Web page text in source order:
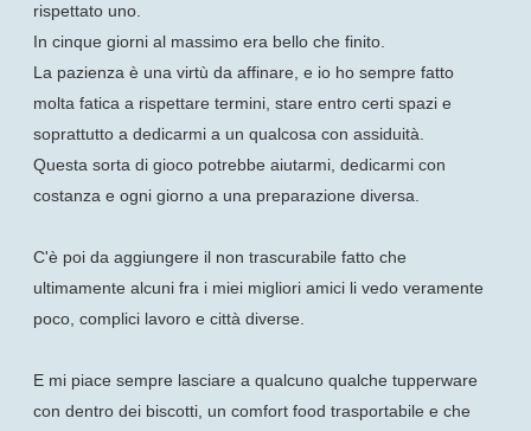
rispettato uno.
In cinque giorni al massimo era bello che finito.
La pazienza è una virtù da affinare, e io ho sempre fatto
molta fatica a rispettare termini, stare entro certi spazi e
soprattutto a dedicarmi a un qualcosa con assiduità.
Questa sorta di gioco potrebbe aiutarmi, dedicarmi con
costanza e ogni giorno a una preparazione diversa.
C'è poi da aggiungere il non trascurabile fatto che
ultimamente alcuni fra i miei migliori amici li vedo veramente
poco, complici lavoro e città diverse.
E mi piace sempre lasciare a qualcuno qualche tupperware
con dentro dei biscotti, un comfort food trasportabile e che